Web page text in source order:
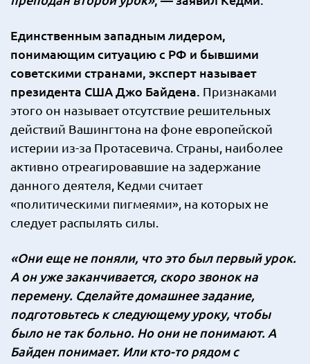
Единственным западным лидером,
понимающим ситуацию с РФ и бывшими
советскими странами, эксперт называет
президента США Джо Байдена. Признаками
этого он называет отсутствие решительных
действий Вашингтона на фоне европейской
истерии из-за Протасевича. Страны, наиболее
активно отреагировавшие на задержание
данного деятеля, Кедми считает
«политическими пигмеями», на которых не
следует распылять силы.
«Они еще не поняли, что это был первый урок.
А он уже заканчивается, скоро звонок на
перемену. Сделайте домашнее задание,
подготовьтесь к следующему уроку, чтобы
было не так больно. Но они не понимают. А
Байден понимает. Или кто-то рядом с